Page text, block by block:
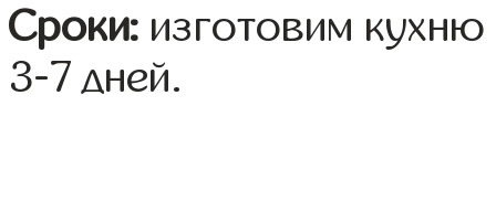
Сроки: изготовим
3-7 дней.